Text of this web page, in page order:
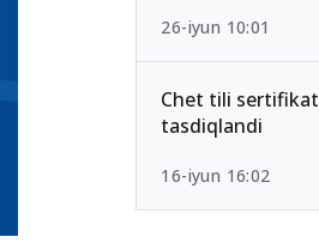
26-iyun 10:01
Chet tili
tasdiqlandi
16-iyun 16:02